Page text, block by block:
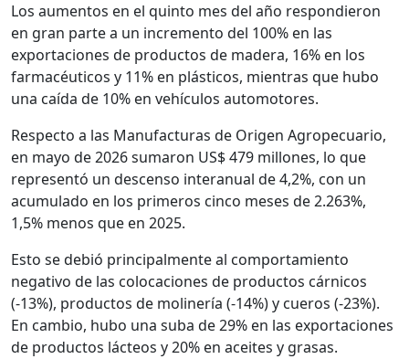
Los aumentos en el quinto mes del año respondieron
en gran parte a un incremento del 100% en las
exportaciones de productos de madera, 16% en los
farmacéuticos y 11% en plásticos, mientras que hubo
una caída de 10% en vehículos automotores.
Respecto a las Manufacturas de Origen Agropecuario,
en mayo de 2026 sumaron US$ 479 millones, lo que
representó un descenso interanual de 4,2%, con un
acumulado en los primeros cinco meses de 2.263%,
1,5% menos que en 2025.
Esto se debió principalmente al comportamiento
negativo de las colocaciones de productos cárnicos
(-13%), productos de molinería (-14%) y cueros (-23%).
En cambio, hubo una suba de 29% en las exportaciones
de productos lácteos y 20% en aceites y grasas.